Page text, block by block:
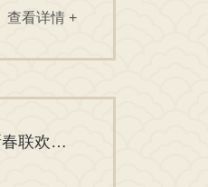
查看详情 +
仁心聚力创华章，欢歌笑语迎新春 | 无锡安国医院2025年度表彰大会暨2026新春联欢会圆满举行